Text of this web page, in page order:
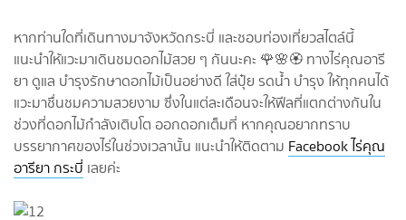
หากท่านใดที่เดินทางมาจังหวัดกระบี่ และชอบท่องเที่ยวสไตล์นี้
แนะนำให้แวะมาเดินชมดอกไม้สวย ๆ กันนะคะ 🌹🌸🏵 ทางไร่คุณอารี
ยา ดูแล บำรุงรักษาดอกไม้เป็นอย่างดี ใส่ปุ๋ย รดน้ำ บำรุง ให้ทุกคนได้
แวะมาชื่นชมความสวยงาม ซึ่งในแต่ละเดือนจะให้ฟีลที่แตกต่างกันใน
ช่วงที่ดอกไม้กำลังเติบโต ออกดอกเต็มที่ หากคุณอยากทราบ
บรรยากาศของไร่ในช่วงเวลานั้น แนะนำให้ติดตาม Facebook ไร่คุณ
อารียา กระบี่ เลยค่ะ